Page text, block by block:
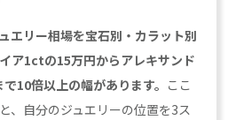
エリー相場を宝石別・カラット別
ア1ctの15万円からアレキサンド
10倍以上の幅があります。 ここ
、自分のジュエリーの位置を3ス